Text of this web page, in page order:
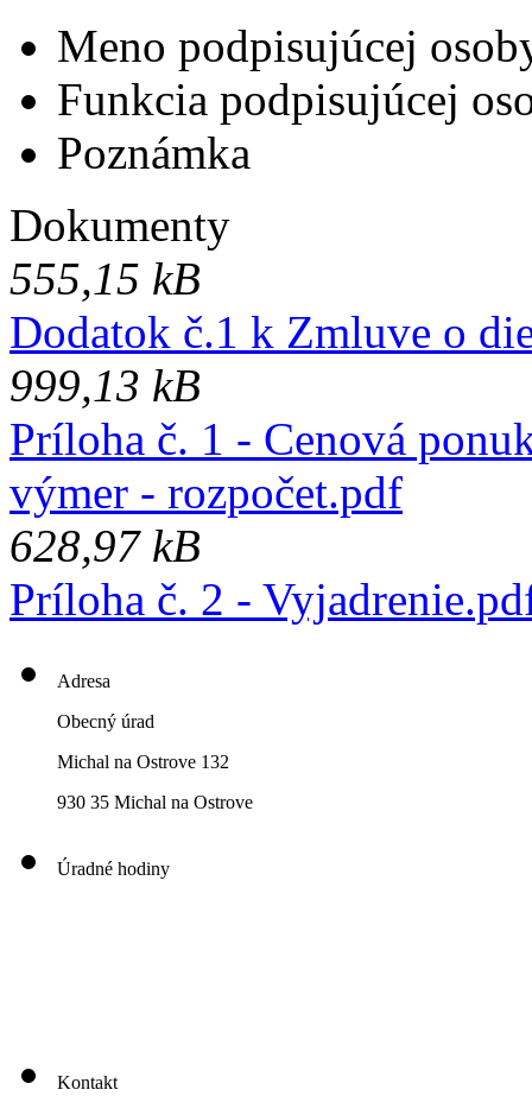
Meno podpisujúcej
Funkcia podpisujúcej
Poznámka
Dokumenty
555,15 kB
Dodatok č.1 k Zmluve o
999,13 kB
Príloha č. 1 - Cenová
výmer - rozpočet.pdf
628,97 kB
Príloha č. 2 -
Adresa
Obecný úrad
Michal na Ostrove 132
930 35 Michal na Ostrove
Úradné hodiny
Kontakt